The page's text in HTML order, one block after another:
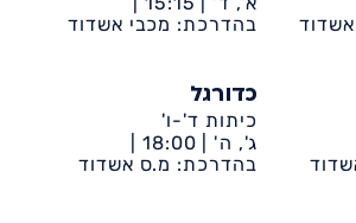
דיונה-ביה״ס שקד
בהדרכת: מכבי אשדוד
כדורגל
כיתות ד'-ו'
ג', ה' | 18:00 |
דיונה-ביה״ס שקד
בהדרכת: מ.ס אשדוד